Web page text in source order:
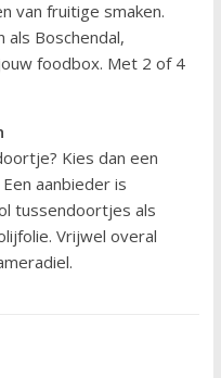
van fruitige smaken.
Boschendal,
foodbox. Met 2 of 4
Kies dan een
aanbieder is
tussendoortjes als
Vrijwel overal